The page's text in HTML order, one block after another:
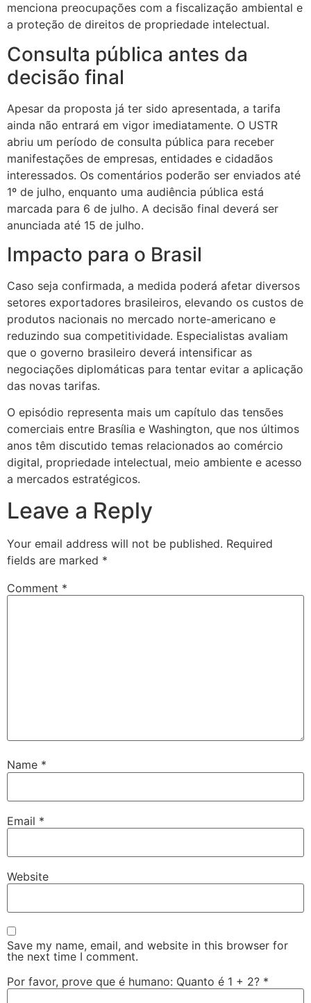
menciona preocupações com a fiscalização ambiental e
a proteção de direitos de propriedade intelectual.
Consulta pública antes da
decisão final
Apesar da proposta já ter sido apresentada, a tarifa
ainda não entrará em vigor imediatamente. O USTR
abriu um período de consulta pública para receber
manifestações de empresas, entidades e cidadãos
interessados. Os comentários poderão ser enviados até
1º de julho, enquanto uma audiência pública está
marcada para 6 de julho. A decisão final deverá ser
anunciada até 15 de julho.
Impacto para o Brasil
Caso seja confirmada, a medida poderá afetar diversos
setores exportadores brasileiros, elevando os custos de
produtos nacionais no mercado norte-americano e
reduzindo sua competitividade. Especialistas avaliam
que o governo brasileiro deverá intensificar as
negociações diplomáticas para tentar evitar a aplicação
das novas tarifas.
O episódio representa mais um capítulo das tensões
comerciais entre Brasília e Washington, que nos últimos
anos têm discutido temas relacionados ao comércio
digital, propriedade intelectual, meio ambiente e acesso
a mercados estratégicos.
Leave a Reply
Your email address will not be published. Required
fields are marked *
Comment *
Name *
Email *
Website
Save my name, email, and website in this browser for
the next time I comment.
Por favor, prove que é humano: Quanto é 1 + 2? *